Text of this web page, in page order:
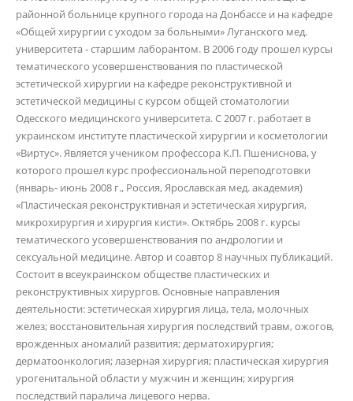
районной больнице крупного города на Донбассе и на кафедре
«Общей хирургии с уходом за больными» Луганского мед.
университета - старшим лаборантом. В 2006 году прошел курсы
тематического усовершенствования по пластической
эстетической хирургии на кафедре реконструктивной и
эстетической медицины с курсом общей стоматологии
Одесского медицинского университета. С 2007 г. работает в
украинском институте пластической хирургии и косметологии
«Виртус». Является учеником профессора К.П. Пшениснова, у
которого прошел курс профессиональной переподготовки
(январь- июнь 2008 г., Россия, Ярославская мед. академия)
«Пластическая реконструктивная и эстетическая хирургия,
микрохирургия и хирургия кисти». Октябрь 2008 г. курсы
тематического усовершенствования по андрологии и
сексуальной медицине. Автор и соавтор 8 научных публикаций.
Состоит в всеукраинском обществе пластических и
реконструктивных хирургов. Основные направления
деятельности: эстетическая хирургия лица, тела, молочных
желез; восстановительная хирургия последствий травм, ожогов,
врожденных аномалий развития; дерматохирургия;
дерматоонкология; лазерная хирургия; пластическая хирургия
урогенитальной области у мужчин и женщин; хирургия
последствий паралича лицевого нерва.